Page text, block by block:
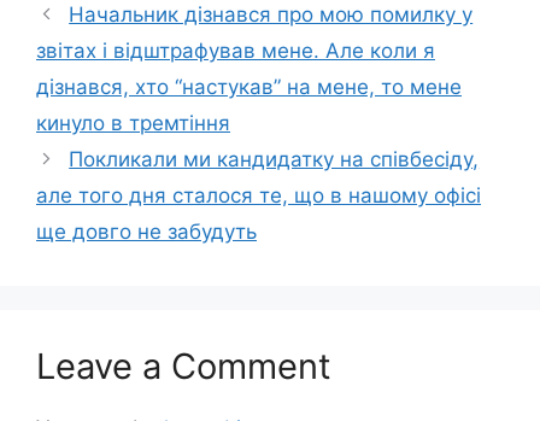
Начальник дізнався про мою помилку у
звітах і відштрафував мене. Але коли я
дізнався, хто “настукав” на мене, то мене
кинуло в тремтіння
Покликали ми кандидатку на співбесіду,
але того дня сталося те, що в нашому офісі
ще довго не забудуть
Leave a Comment